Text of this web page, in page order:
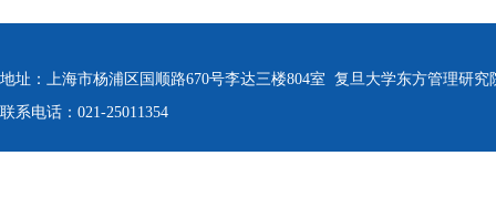
地址：上海市杨浦区国顺路670号李达三楼804室 复旦大学东方管理研
联系电话：021-25011354